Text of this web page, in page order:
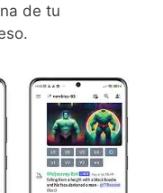
de tu